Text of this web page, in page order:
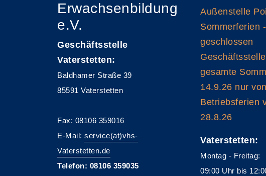
Erwachsenbildung
e.V.
Geschäftsstelle
Vaterstetten:
Baldhamer Straße 39
85591 Vaterstetten
Fax: 08106 359016
E-Mail: service(at)vhs-
Vaterstetten.de
Telefon: 08106 359035
Außenstelle
Sommerferien
geschlossen
gesamte
14.9.26 nur
Betriebsferien
28.8.26
Vaterstetten:
Montag - Freitag:
09:00 Uhr bis